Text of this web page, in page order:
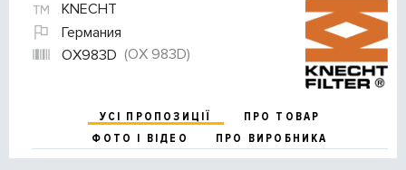
KNECHT
Германия
OX983D (OX 983D)
УСІ ПРОПОЗИЦІЇ
ПРО ТОВАР
ФОТО І ВІДЕО
ПРО ВИРОБНИКА